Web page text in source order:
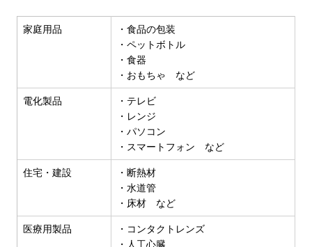
家庭用品
・食品の包装
・ペットボトル
・食器
・おもちゃ など
電化製品
・テレビ
・レンジ
・パソコン
・スマートフォン など
住宅・建設
・断熱材
・水道管
・床材 など
医療用製品
・コンタクトレンズ
・人工心臓